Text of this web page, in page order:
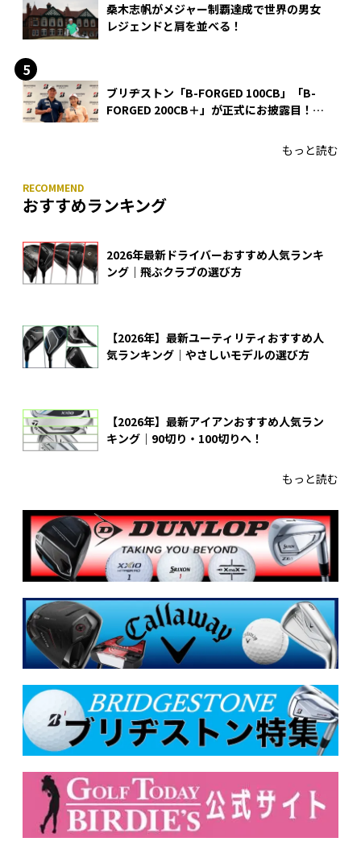
桑木志帆がメジャー制覇達成で世界の男女
レジェンドと肩を並べる！
ブリヂストン「B-FORGED 100CB」「B-
FORGED 200CB＋」が正式にお披露目！
もっと読む
おすすめランキング
2026年最新ドライバーおすすめ人気ランキ
ング｜飛ぶクラブの選び方
【2026年】最新ユーティリティおすすめ人
気ランキング｜やさしいモデルの選び方
【2026年】最新アイアンおすすめ人気ラン
キング｜90切り・100切りへ！
もっと読む